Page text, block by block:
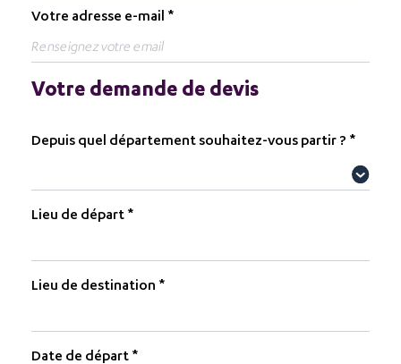
Votre adresse e-mail
Votre demande de devis
Depuis quel département souhaitez-vous partir ?
Lieu de départ
Lieu de destination
Date de départ